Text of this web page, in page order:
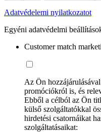
Adatvédelemi nyilatkozatot
Egyéni adatvédelmi
Customer match
Az Ön
promóciókról is, és
Ebből a célból az Ön
külső szolgáltatókkal
hirdetési csatornáikat
szolgáltatásaikat: